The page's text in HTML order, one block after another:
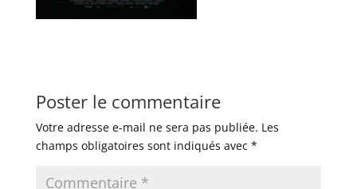
Poster le commentaire
Votre adresse e-mail ne sera pas publiée. Les
champs obligatoires sont indiqués avec *